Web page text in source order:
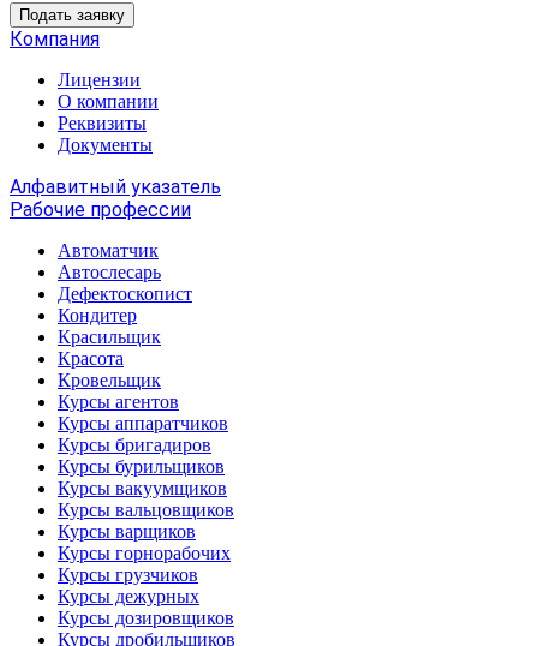
Подать заявку
Компания
Лицензии
О компании
Реквизиты
Документы
Алфавитный указатель
Рабочие профессии
Автоматчик
Автослесарь
Дефектоскопист
Кондитер
Красильщик
Красота
Кровельщик
Курсы агентов
Курсы аппаратчиков
Курсы бригадиров
Курсы бурильщиков
Курсы вакуумщиков
Курсы вальцовщиков
Курсы варщиков
Курсы горнорабочих
Курсы грузчиков
Курсы дежурных
Курсы дозировщиков
Курсы дробильщиков